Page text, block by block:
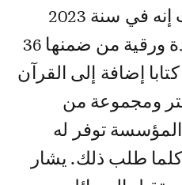
من طرف أقاربه، حيث إنه في سنة 2023
فقط توصل بـ 44 جريدة ورقية من ضمنها 36
باللغة الفرنسية وبـ 19 كتابا إضافة إلى القرآن
ومجموعة من
المؤسسة توفر له
كلما طلب ذلك. يشار